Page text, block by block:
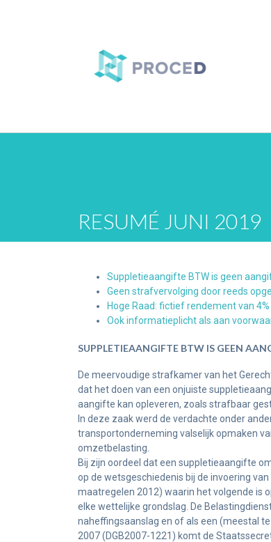
RESUMÉ JUNI 2019
Suppletieaangifte BTW is geen
Geen strafvervolging door reeds
Hoge Raad: fictief rendement van
Ook informatieplicht als aan
SUPPLETIEAANGIFTE BTW IS GEEN
De meervoudige strafkamer van het
dat het doen van een onjuiste
aangifte kan opleveren, zoals strafbaar
In deze zaak werd de verdachte onder
transportonderneming valselijk opmaken
omzetbelasting.
Bij zijn oordeel dat een suppletieaangifte
op de wetsgeschiedenis bij de invoering
maatregelen 2012) waarin het volgende is
elke wettelijke grondslag. De
naheffingsaanslag en of als een (meestal
2007 (DGB2007-1221) komt de